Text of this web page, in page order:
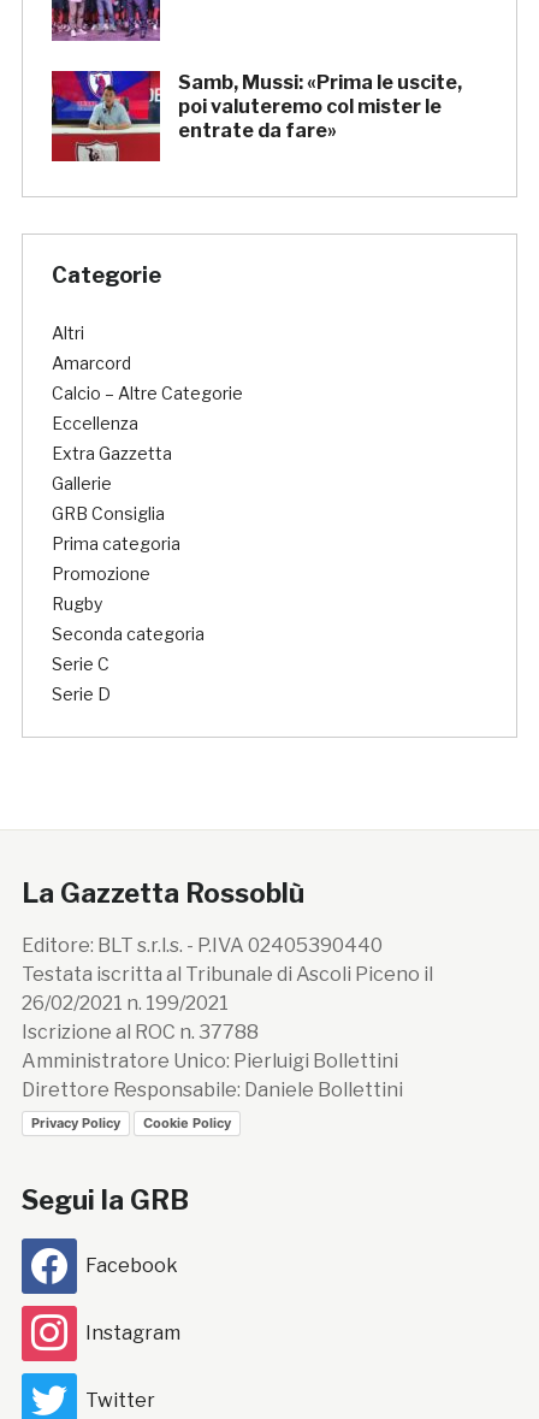
Samb, Mussi: «Prima le uscite,
poi valuteremo col mister le
entrate da fare»
Categorie
Altri
Amarcord
Calcio – Altre Categorie
Eccellenza
Extra Gazzetta
Gallerie
GRB Consiglia
Prima categoria
Promozione
Rugby
Seconda categoria
Serie C
Serie D
La Gazzetta Rossoblù
Editore: BLT s.r.l.s. - P.IVA 02405390440
Testata iscritta al Tribunale di Ascoli Piceno il
26/02/2021 n. 199/2021
Iscrizione al ROC n. 37788
Amministratore Unico: Pierluigi Bollettini
Direttore Responsabile: Daniele Bollettini
Privacy Policy Cookie Policy
Segui la GRB
Facebook
Instagram
Twitter